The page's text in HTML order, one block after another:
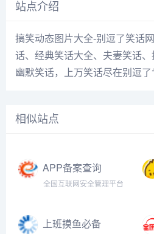
站点介绍
搞笑动态图片大全-别逗了笑话
话、经典笑话大全、夫妻笑话、
幽默笑话，上万笑话尽在别逗了
相似站点
APP备案查询
全国互联网安全管理平台
上班摸鱼必备